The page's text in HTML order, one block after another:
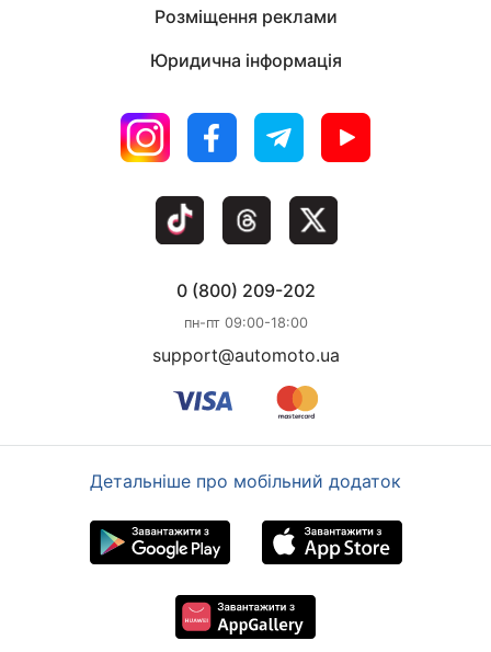
Розміщення реклами
Юридична інформація
0 (800) 209-202
пн-пт 09:00-18:00
support@automoto.ua
Детальніше про мобільний додаток